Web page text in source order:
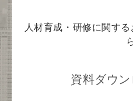
人材育成・研修に関す
資料ダウ